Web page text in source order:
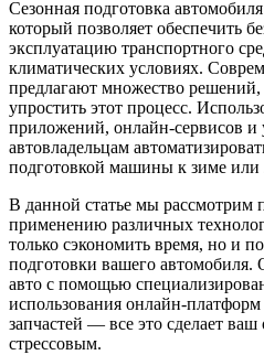
Сезонная подготовка
который позволяет обеспечить
эксплуатацию транспортного
климатических условиях.
предлагают множество решений,
упростить этот процесс.
приложений, онлайн-сервисов и
автовладельцам
подготовкой машины к зиме или
В данной статье мы рассмотрим
применению различных
только сэкономить время, но и
подготовки вашего автомобиля.
авто с помощью
использования онлайн-
запчастей — все это сделает
стрессовым.